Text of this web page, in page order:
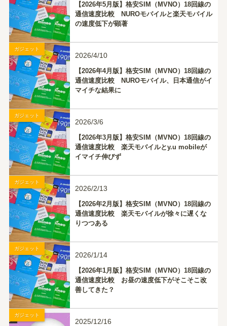
【2026年5月版】格安SIM（MVNO）18回線の
通信速度比較 NUROモバイルと楽天モバイル
の速度低下が顕著
ガジェット
2026/4/10
【2026年4月版】格安SIM（MVNO）18回線の
通信速度比較 NUROモバイル、日本通信がイ
マイチな結果に
ガジェット
2026/3/6
【2026年3月版】格安SIM（MVNO）18回線の
通信速度比較 楽天モバイルとy.u mobileが
イマイチ伸びず
ガジェット
2026/2/13
【2026年2月版】格安SIM（MVNO）18回線の
通信速度比較 楽天モバイルが徐々に遅くな
りつつある
ガジェット
2026/1/14
【2026年1月版】格安SIM（MVNO）18回線の
通信速度比較 お昼の速度低下がそこそこ改
善してきた？
ガジェット
2025/12/16